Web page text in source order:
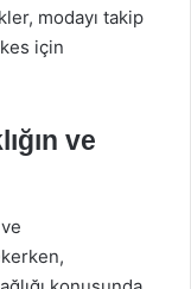
modayı takip
için
ve